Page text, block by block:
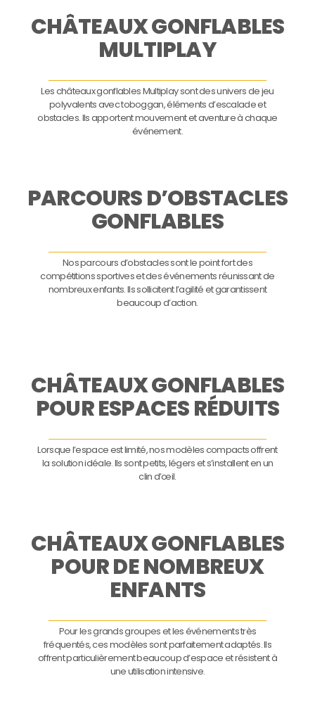
CHÂTEAUX GONFLABLES
MULTIPLAY
Les châteaux gonflables Multiplay sont des univers de jeu
polyvalents avec toboggan, éléments d’escalade et
obstacles. Ils apportent mouvement et aventure à chaque
événement.
PARCOURS D’OBSTACLES
GONFLABLES
Nos parcours d’obstacles sont le point fort des
compétitions sportives et des événements réunissant de
nombreux enfants. Ils sollicitent l’agilité et garantissent
beaucoup d’action.
CHÂTEAUX GONFLABLES
POUR ESPACES RÉDUITS
Lorsque l’espace est limité, nos modèles compacts offrent
la solution idéale. Ils sont petits, légers et s’installent en un
clin d’œil.
CHÂTEAUX GONFLABLES
POUR DE NOMBREUX
ENFANTS
Pour les grands groupes et les événements très
fréquentés, ces modèles sont parfaitement adaptés. Ils
offrent particulièrement beaucoup d’espace et résistent à
une utilisation intensive.